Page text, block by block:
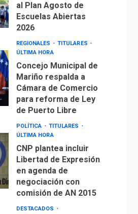
al Plan Agosto de
Escuelas Abiertas
2026
REGIONALES
TITULARES
ÚLTIMA HORA
Concejo Municipal de
Mariño respalda a
Cámara de Comercio
para reforma de Ley
de Puerto Libre
POLÍTICA
TITULARES
ÚLTIMA HORA
CNP plantea incluir
Libertad de Expresión
en agenda de
negociación con
comisión de AN 2015
DESTACADOS